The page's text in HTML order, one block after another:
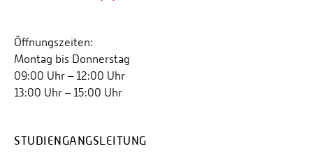
Öffnungszeiten:
Montag bis Donnerstag
09:00 Uhr – 12:00 Uhr
13:00 Uhr – 15:00 Uhr
STUDIENGANGSLEITUNG